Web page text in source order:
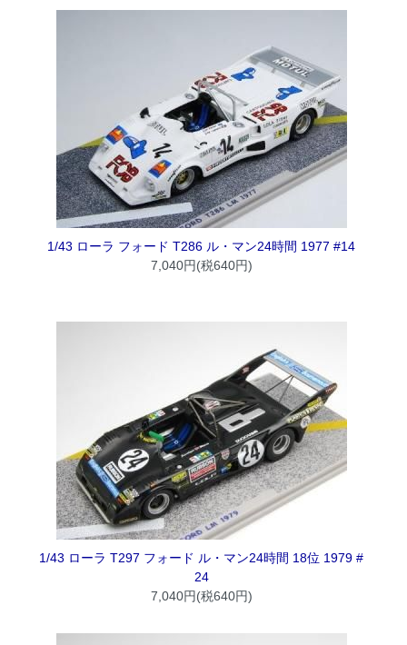
1/43 ローラ フォード T286 ル・マン24時間 1977 #14
7,040円(税640円)
1/43 ローラ T297 フォード ル・マン24時間 18位 1979 #
24
7,040円(税640円)